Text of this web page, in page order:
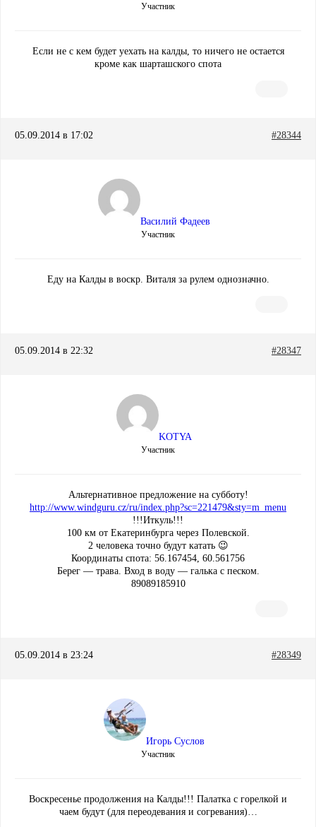
Участник
Если не с кем будет уехать на калды, то ничего не остается
кроме как шарташского спота
05.09.2014 в 17:02 #28344
Василий Фадеев
Участник
Еду на Калды в воскр. Виталя за рулем однозначно.
05.09.2014 в 22:32 #28347
KOTYA
Участник
Альтернативное предложение на субботу!
http://www.windguru.cz/ru/index.php?sc=221479&sty=m_menu
!!!Иткуль!!!
100 км от Екатеринбурга через Полевской.
2 человека точно будут катать 😉
Координаты спота: 56.167454, 60.561756
Берег — трава. Вход в воду — галька с песком.
89089185910
05.09.2014 в 23:24 #28349
Игорь Суслов
Участник
Воскресенье продолжения на Калды!!! Палатка с горелкой и
чаем будут (для переодевания и согревания)…